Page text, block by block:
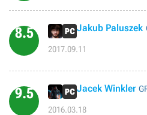
8.5 Jakub Paluszek
2017.09.11
9.5 Jacek Winkler
2016.03.18